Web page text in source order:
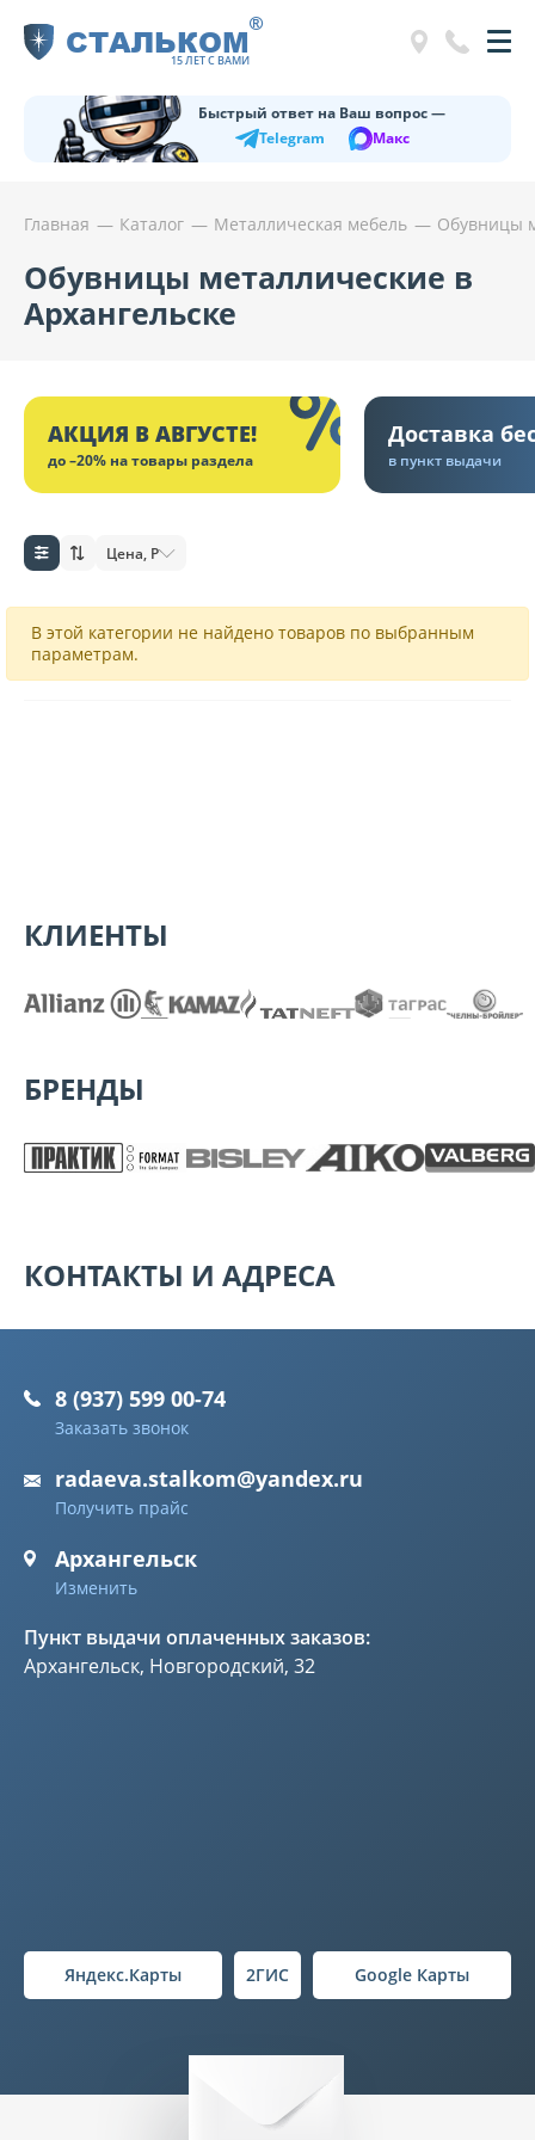
СТАЛЬКОМ
15 ЛЕТ С ВАМИ
®
Быстрый ответ на Ваш вопрос —
Telegram
Макс
Главная Каталог Металлическая мебель Обувницы
Обувницы металлические в
Архангельске
АКЦИЯ В АВГУСТЕ!
до –20% на товары раздела
Доставка
в пункт выдачи
Цена, Р
В этой категории не найдено товаров по выбранным
параметрам.
КЛИЕНТЫ
БРЕНДЫ
КОНТАКТЫ И АДРЕСА
8 (937) 599 00-74
Заказать звонок
radaeva.stalkom@yandex.ru
Получить прайс
Архангельск
Изменить
Пункт выдачи оплаченных заказов:
Архангельск, Новгородский, 32
Яндекс.Карты 2ГИС Google Карты